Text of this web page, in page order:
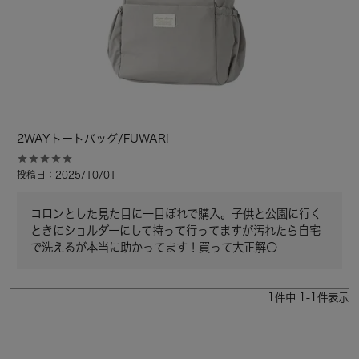
2WAYトートバッグ/FUWARI
投稿日 2025/10/01
コロンとした見た目に一目ぼれで購入。子供と公園に行く
ときにショルダーにして持って行ってますが汚れたら自宅
で洗えるが本当に助かってます！買って大正解〇
件中 -1 件表示